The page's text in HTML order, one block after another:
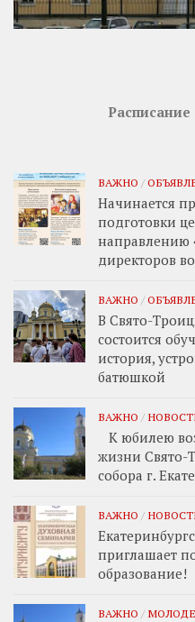
ВАЖНО /
Начинается
подготовки
направлению
директоров
ВАЖНО /
В Свято-
состоится
история,
батюшкой
ВАЖНО /
К юбилею
жизни Свято-
собора г.
ВАЖНО /
приглашает
образование!
ВАЖНО /